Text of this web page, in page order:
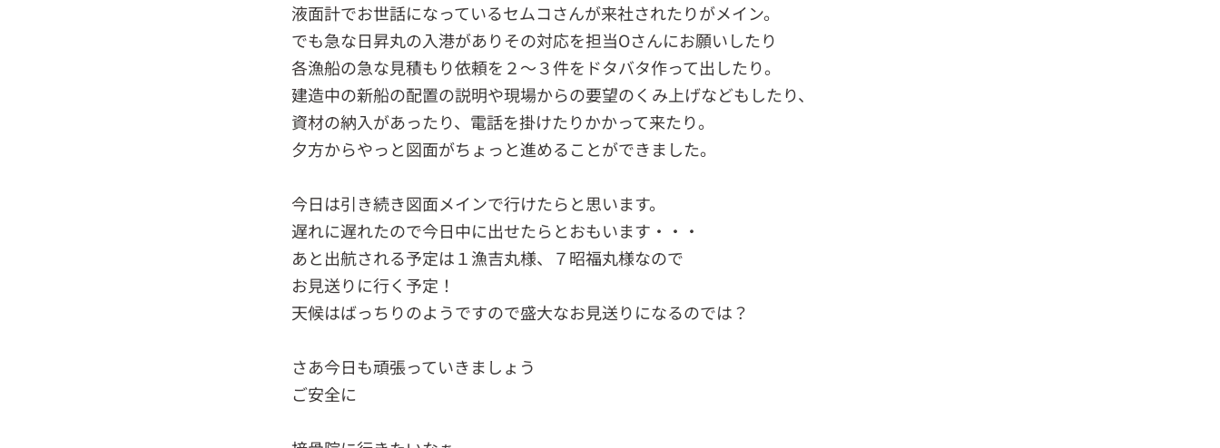
液面計でお世話になっているセムコさんが来社されたりがメイン。
でも急な日昇丸の入港がありその対応を担当Oさんにお願いしたり
各漁船の急な見積もり依頼を２～３件をドタバタ作って出したり。
建造中の新船の配置の説明や現場からの要望のくみ上げなどもしたり、
資材の納入があったり、電話を掛けたりかかって来たり。
夕方からやっと図面がちょっと進めることができました。
今日は引き続き図面メインで行けたらと思います。
遅れに遅れたので今日中に出せたらとおもいます・・・
あと出航される予定は１漁吉丸様、７昭福丸様なので
お見送りに行く予定！
天候はばっちりのようですので盛大なお見送りになるのでは？
さあ今日も頑張っていきましょう
ご安全に